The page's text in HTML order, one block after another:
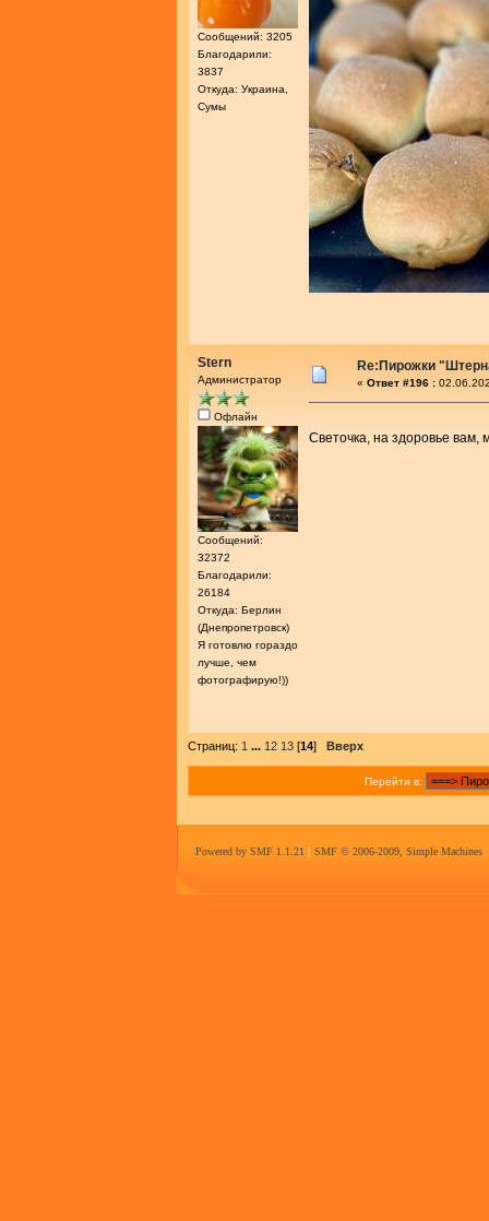
Сообщений: 3205
Благодарили:
3837
Откуда: Украина,
Сумы
Stern
Администратор
Офлайн
Сообщений:
32372
Благодарили:
26184
Откуда: Берлин
(Днепропетровск)
Я готовлю гораздо
лучше, чем
фотографирую!))
Re:Пирожки
« Ответ #196 :
Светочка, на здоровье вам,
Страниц: 1 ... 12 13 [14] Вверх
Перейти в:
Powered by SMF 1.1.21 | SMF © 2006-2009, Simple Machines